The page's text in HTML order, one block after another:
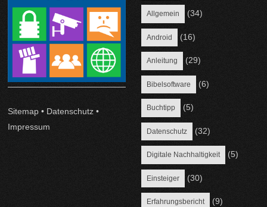
Sitemap • Datenschutz •
Impressum
Allgemein (34)
Android (16)
Anleitung (29)
Bibelsoftware (6)
Buchtipp (5)
Datenschutz (32)
Digitale Nachhaltigkeit (5)
Einsteiger (30)
Erfahrungsbericht (9)